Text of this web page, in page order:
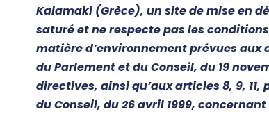
Kalamaki (Grèce), un site de mise en
saturé et ne respecte pas les
matière d’environnement prévues aux
du Parlement et du Conseil, du 19
directives, ainsi qu’aux articles 8, 9, 11,
du Conseil, du 26 avril 1999,